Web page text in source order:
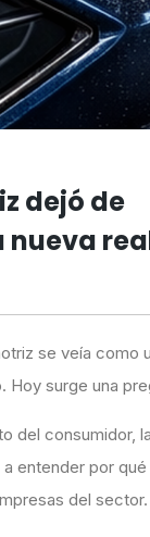
dejó de
nueva
se veía como
Hoy surge una
del consumidor,
entender por
del sector.